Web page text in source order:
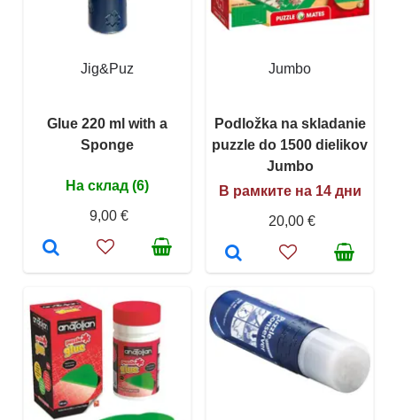
Jig&Puz
Glue 220 ml with a
Sponge
На склад (6)
9,00 €
Jumbo
Podložka na skladanie
puzzle do 1500 dielikov
Jumbo
В рамките на 14 дни
20,00 €